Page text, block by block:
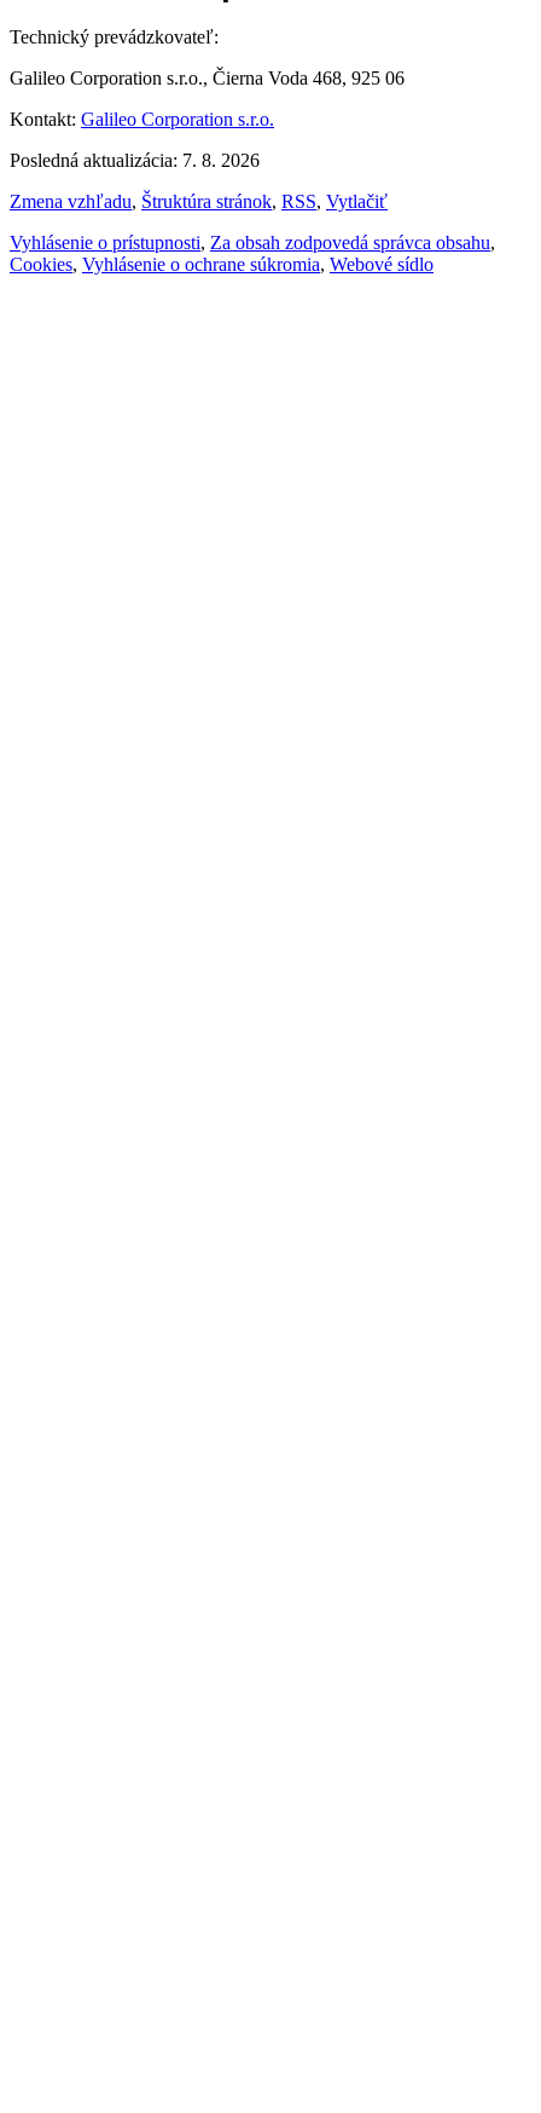
Technický prevádzkovateľ:
Galileo Corporation s.r.o., Čierna Voda 468, 925 06
Kontakt: Galileo Corporation s.r.o.
Posledná aktualizácia: 7. 8. 2026
Zmena vzhľadu, Štruktúra stránok, RSS, Vytlačiť
Vyhlásenie o prístupnosti, Za obsah zodpovedá správca obsahu,
Cookies, Vyhlásenie o ochrane súkromia, Webové sídlo